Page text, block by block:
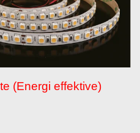
(Energi effektive)